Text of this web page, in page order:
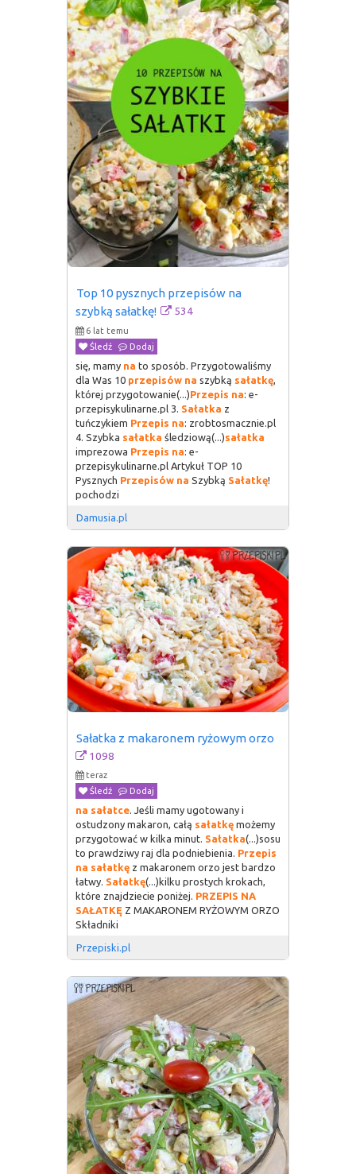
Top 10 pysznych przepisów na
szybką sałatkę!
534
6 lat temu
Śledź
Dodaj
się, mamy na to sposób. Przygotowaliśmy
dla Was 10 przepisów na szybką sałatkę,
której przygotowanie(...)Przepis na: e-
przepisykulinarne.pl 3. Sałatka z
tuńczykiem Przepis na: zrobtosmacznie.pl
4. Szybka sałatka śledziową(...)sałatka
imprezowa Przepis na: e-
przepisykulinarne.pl Artykuł TOP 10
Pysznych Przepisów na Szybką Sałatkę!
pochodzi
Damusia.pl
Sałatka z makaronem ryżowym orzo
1098
teraz
Śledź
Dodaj
na sałatce. Jeśli mamy ugotowany i
ostudzony makaron, całą sałatkę możemy
przygotować w kilka minut. Sałatka(...)sosu
to prawdziwy raj dla podniebienia. Przepis
na sałatkę z makaronem orzo jest bardzo
łatwy. Sałatkę(...)kilku prostych krokach,
które znajdziecie poniżej. PRZEPIS NA
SAŁATKĘ Z MAKARONEM RYŻOWYM ORZO
Składniki
Przepiski.pl